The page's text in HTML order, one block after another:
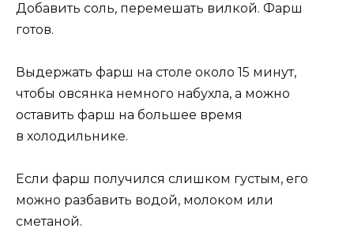
Добавить соль, перемешать вилкой. Фарш
готов.
Выдержать фарш на столе около 15 минут,
чтобы овсянка немного набухла, а можно
оставить фарш на большее время
в холодильнике.
Если фарш получился слишком густым, его
можно разбавить водой, молоком или
сметаной.